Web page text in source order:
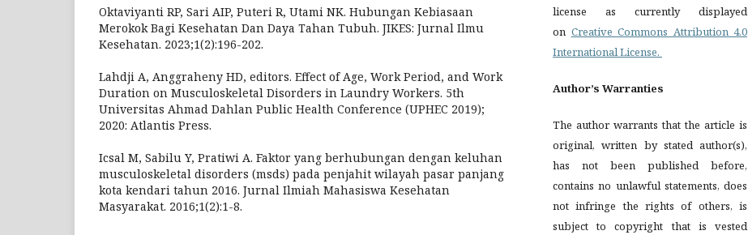
Oktaviyanti RP, Sari AIP, Puteri R, Utami NK. Hubungan Kebiasaan
Merokok Bagi Kesehatan Dan Daya Tahan Tubuh. JIKES: Jurnal Ilmu
Kesehatan. 2023;1(2):196-202.
Lahdji A, Anggraheny HD, editors. Effect of Age, Work Period, and Work
Duration on Musculoskeletal Disorders in Laundry Workers. 5th
Universitas Ahmad Dahlan Public Health Conference (UPHEC 2019);
2020: Atlantis Press.
Icsal M, Sabilu Y, Pratiwi A. Faktor yang berhubungan dengan keluhan
musculoskeletal disorders (msds) pada penjahit wilayah pasar panjang
kota kendari tahun 2016. Jurnal Ilmiah Mahasiswa Kesehatan
Masyarakat. 2016;1(2):1-8.
license as currently displayed
on Creative Commons Attribution 4.0
International License.
Author’s Warranties
The author warrants that the article is
original, written by stated author(s),
has not been published before,
contains no unlawful statements, does
not infringe the rights of others, is
subject to copyright that is vested